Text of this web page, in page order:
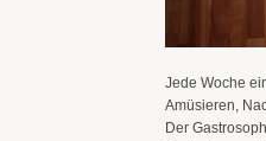
Jede Woche
Amüsieren,
Der